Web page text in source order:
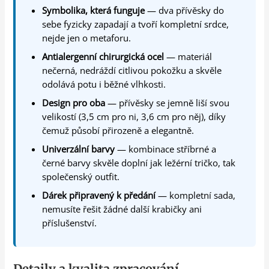
Symbolika, která funguje— dva přívěsky do
sebe fyzicky zapadají a tvoří kompletní srdce,
nejde jen o metaforu.
Antialergenní chirurgická ocel — materiál
nečerná, nedráždí citlivou pokožku a skvěle
odolává potu i běžné vlhkosti.
Design pro oba — přívěsky se jemně liší svou
velikostí (3,5 cm pro ni, 3,6 cm pro něj), díky
čemuž působí přirozeně a elegantně.
Univerzální barvy — kombinace stříbrné a
černé barvy skvěle doplní jak ležérní tričko, tak
společenský outfit.
Dárek připravený k předání— kompletní sada,
nemusíte řešit žádné další krabičky ani
příslušenství.